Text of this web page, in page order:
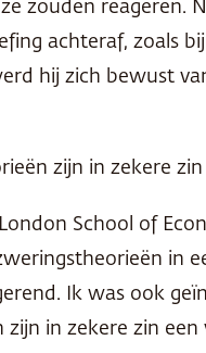
zouden
achteraf, zoals
hij zich bewust
zijn in zekere
School of
in
Ik was ook
in zekere zin